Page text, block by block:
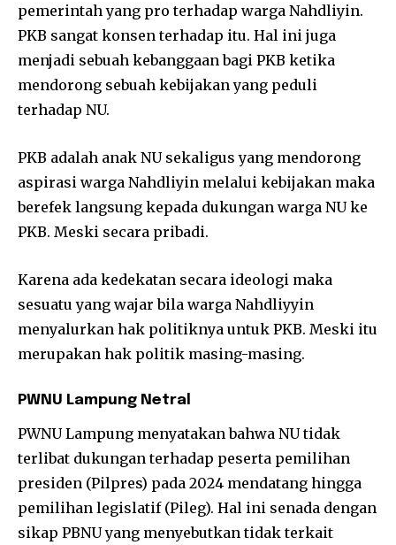
pemerintah yang pro terhadap warga Nahdliyin.
PKB sangat konsen terhadap itu. Hal ini juga
menjadi sebuah kebanggaan bagi PKB ketika
mendorong sebuah kebijakan yang peduli
terhadap NU.
PKB adalah anak NU sekaligus yang mendorong
aspirasi warga Nahdliyin melalui kebijakan maka
berefek langsung kepada dukungan warga NU ke
PKB. Meski secara pribadi.
Karena ada kedekatan secara ideologi maka
sesuatu yang wajar bila warga Nahdliyyin
menyalurkan hak politiknya untuk PKB. Meski itu
merupakan hak politik masing-masing.
PWNU Lampung Netral
PWNU Lampung menyatakan bahwa NU tidak
terlibat dukungan terhadap peserta pemilihan
presiden (Pilpres) pada 2024 mendatang hingga
pemilihan legislatif (Pileg). Hal ini senada dengan
sikap PBNU yang menyebutkan tidak terkait